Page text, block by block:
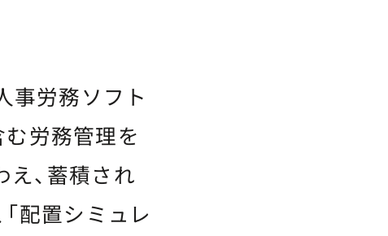
事労務ソフト
む労務管理を
、蓄積され
配置シミュレ